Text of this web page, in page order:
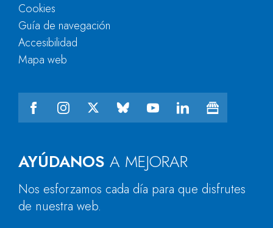
AYÚDANOS A MEJORAR
Nos esforzamos cada día para que disfrutes
de nuestra web.
Cookies
Guía de navegación
Accesibilidad
Mapa web